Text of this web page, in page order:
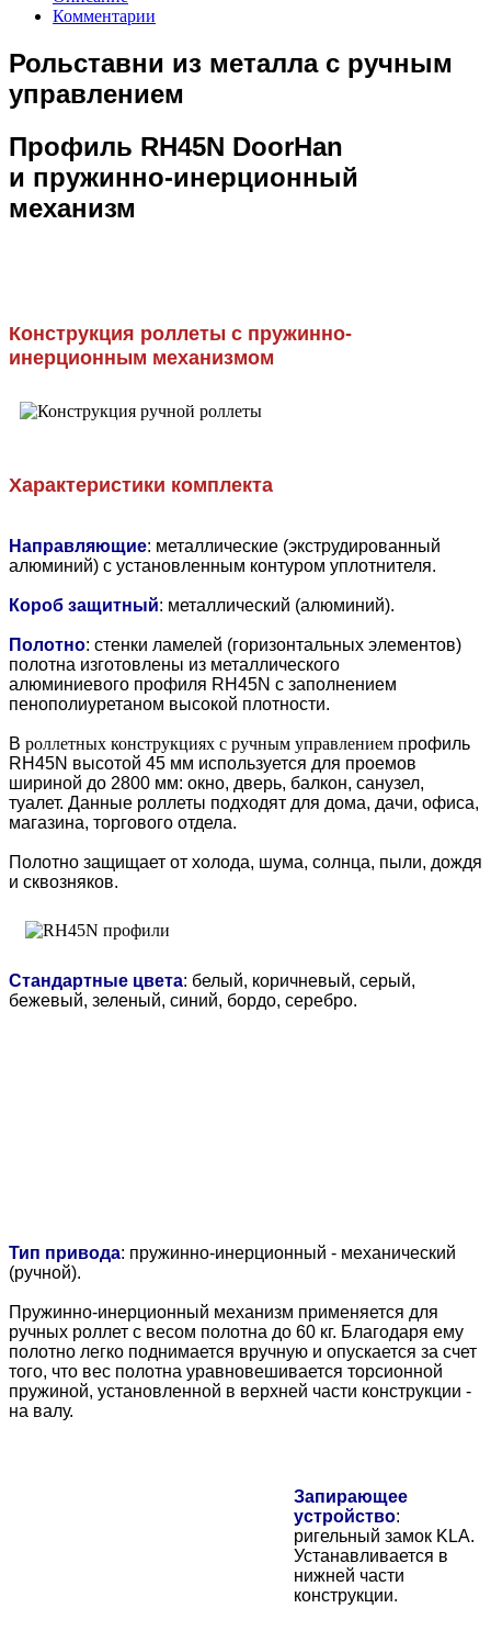
Комментарии
Рольставни из металла с ручным
управлением
Профиль RH45N DoorHan
и пружинно-инерционный
механизм
Конструкция роллеты с пружинно-
инерционным механизмом
Характеристики комплекта
Направляющие: металлические (экструдированный
алюминий) с установленным контуром уплотнителя.
Короб защитный: металлический (алюминий).
Полотно: стенки ламелей (горизонтальных элементов)
полотна изготовлены из металлического
алюминиевого профиля RH45N с заполнением
пенополиуретаном высокой плотности.
В роллетных конструкциях с ручным управлением профиль
RH45N высотой 45 мм используется для проемов
шириной до 2800 мм: окно, дверь, балкон, санузел,
туалет. Данные роллеты подходят для дома, дачи, офиса,
магазина, торгового отдела.
Полотно защищает от холода, шума, солнца, пыли, дождя
и сквозняков.
Стандартные цвета: белый, коричневый, серый,
бежевый, зеленый, синий, бордо, серебро.
Тип привода: пружинно-инерционный - механический
(ручной).
Пружинно-инерционный механизм применяется для
ручных роллет с весом полотна до 60 кг. Благодаря ему
полотно легко поднимается вручную и опускается за счет
того, что вес полотна уравновешивается торсионной
пружиной, установленной в верхней части конструкции -
на валу.
Запирающее
устройство:
ригельный замок KLA.
Устанавливается в
нижней части
конструкции.